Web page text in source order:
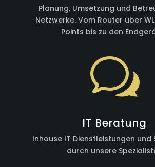
Planung, Umsetzung und
Netzwerke. Vom Router über
Points bis zu den
w
IT Beratung
Inhouse IT Dienstleistungen und
durch unsere